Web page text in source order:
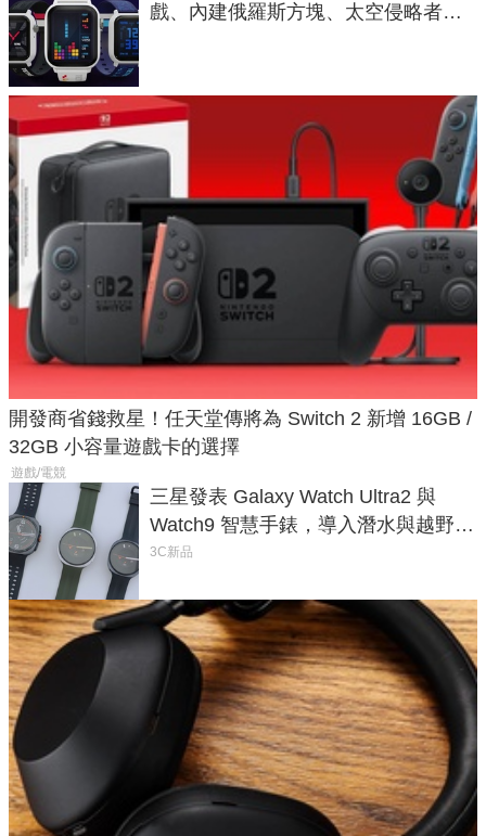
戲、內建俄羅斯方塊、太空侵略者，
開發商省錢救星！任天堂傳將為 Switch 2 新增 16GB /
32GB 小容量遊戲卡的選擇
遊戲/電競
三星發表 Galaxy Watch Ultra2 與
Watch9 智慧手錶，導入潛水與越野跑
導航功能
3C新品